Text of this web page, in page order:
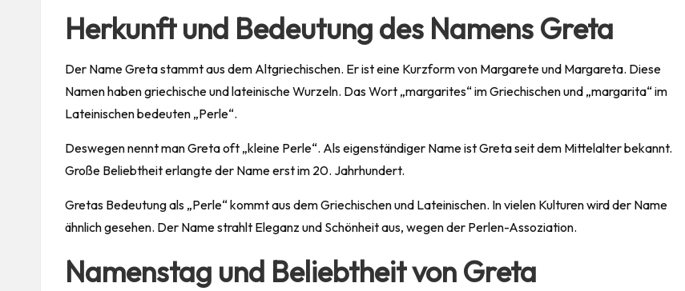
Herkunft und Bedeutung des Namens Greta
Der Name Greta stammt aus dem Altgriechischen. Er ist eine Kurzform von Margarete und Margareta. Diese
Namen haben griechische und lateinische Wurzeln. Das Wort „margarites“ im Griechischen und „margarita“ im
Lateinischen bedeuten „Perle“.
Deswegen nennt man Greta oft „kleine Perle“. Als eigenständiger Name ist Greta seit dem Mittelalter bekannt.
Große Beliebtheit erlangte der Name erst im 20. Jahrhundert.
Gretas Bedeutung als „Perle“ kommt aus dem Griechischen und Lateinischen. In vielen Kulturen wird der Name
ähnlich gesehen. Der Name strahlt Eleganz und Schönheit aus, wegen der Perlen-Assoziation.
Namenstag und Beliebtheit von Greta